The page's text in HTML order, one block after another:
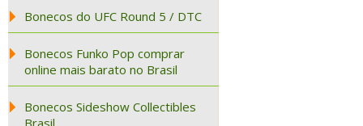
Bonecos do UFC Round 5 / DTC
Bonecos Funko Pop comprar
online mais barato no Brasil
Bonecos Sideshow Collectibles
Brasil